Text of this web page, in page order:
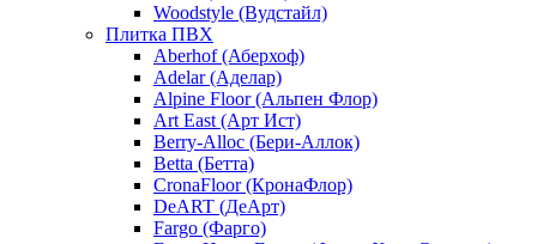
Woodstyle (Вудстайл)
Плитка ПВХ
Aberhof (Аберхоф)
Adelar (Аделар)
Alpine Floor (Альпен Флор)
Art East (Арт Ист)
Berry-Alloc (Бери-Аллок)
Betta (Бетта)
CronaFloor (КронаФлор)
DeART (ДеАрт)
Fargo (Фарго)